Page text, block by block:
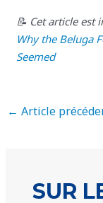
📝 Cet article est
Why the Beluga
Seemed
← Article
SUR